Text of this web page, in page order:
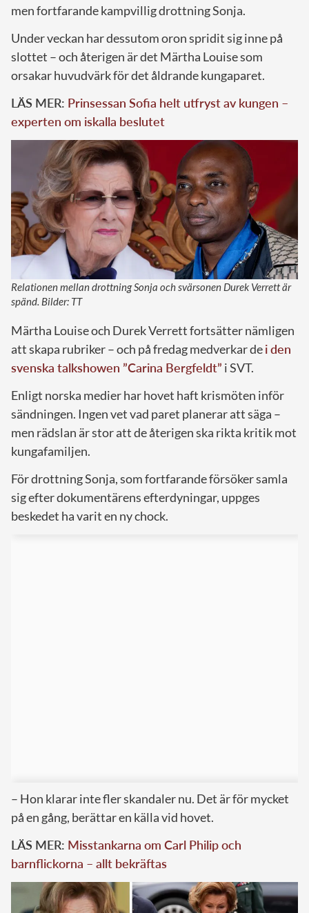
men fortfarande kampvillig drottning Sonja.
Under veckan har dessutom oron spridit sig inne på
slottet – och återigen är det Märtha Louise som
orsakar huvudvärk för det åldrande kungaparet.
LÄS MER: Prinsessan Sofia helt utfryst av kungen –
experten om iskalla beslutet
Relationen mellan drottning Sonja och svärsonen Durek Verrett är
spänd. Bilder: TT
Märtha Louise och Durek Verrett fortsätter nämligen
att skapa rubriker – och på fredag medverkar dei den
svenska talkshowen ”Carina Bergfeldt” i SVT.
Enligt norska medier har hovet haft krismöten inför
sändningen. Ingen vet vad paret planerar att säga –
men rädslan är stor att de återigen ska rikta kritik mot
kungafamiljen.
För drottning Sonja, som fortfarande försöker samla
sig efter dokumentärens efterdyningar, uppges
beskedet ha varit en ny chock.
– Hon klarar inte fler skandaler nu. Det är för mycket
på en gång, berättar en källa vid hovet.
LÄS MER: Misstankarna om Carl Philip och
barnflickorna – allt bekräftas